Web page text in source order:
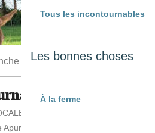
Tous les incontournables
Les bonnes choses
À la ferme
Août à 9:30
: un lieu unique dédié à la